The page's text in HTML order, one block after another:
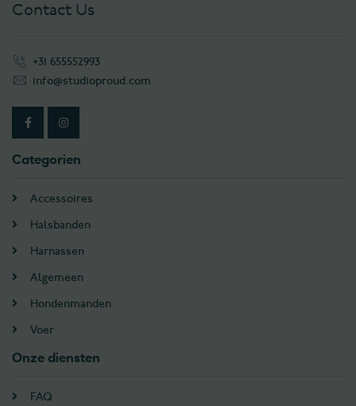
Contact Us
+31 655552993
info@studioproud.com
Categorien
Accessoires
Halsbanden
Harnassen
Algemeen
Hondenmanden
Voer
Onze diensten
FAQ